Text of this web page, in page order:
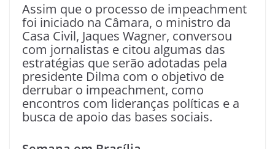
Assim que o processo de impeachment
foi iniciado na Câmara, o ministro da
Casa Civil, Jaques Wagner, conversou
com jornalistas e citou algumas das
estratégias que serão adotadas pela
presidente Dilma com o objetivo de
derrubar o impeachment, como
encontros com lideranças políticas e a
busca de apoio das bases sociais.